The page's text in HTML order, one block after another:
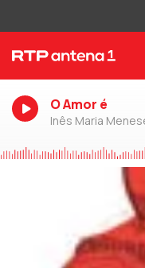
O Amor é
Inês Maria